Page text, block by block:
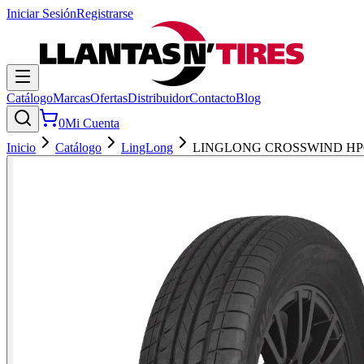
Iniciar SesiónRegistrarse
CatálogoMarcasOfertasDistribuidorContactoBlog
0Mi Cuenta
Inicio
Catálogo LingLong LINGLONG CROSSWIND